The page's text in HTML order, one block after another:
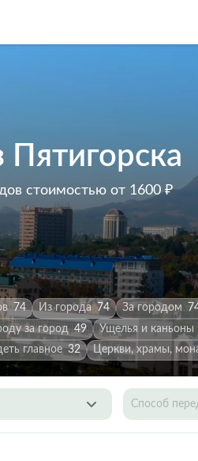
стоимостью от 1600 ₽
74 Из города 74 За городом
за город 49 Ущелья и каньоны
главное 32 Церкви, храмы,
Способ